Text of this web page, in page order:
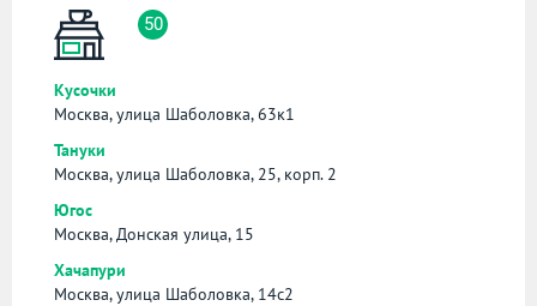
50
Кусочки
Москва, улица Шаболовка, 63к1
Тануки
Москва, улица Шаболовка, 25, корп. 2
Югос
Москва, Донская улица, 15
Хачапури
Москва, улица Шаболовка, 14с2